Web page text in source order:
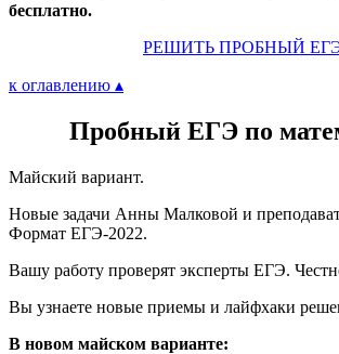
бесплатно.
РЕШИТЬ ПРОБНЫЙ
к оглавлению ▴
Пробный ЕГЭ по
Майский вариант.
Новые задачи Анны Малковой и
Формат ЕГЭ-2022.
Вашу работу проверят эксперты ЕГЭ.
Вы узнаете новые приемы и лайфхаки
В новом майском варианте: